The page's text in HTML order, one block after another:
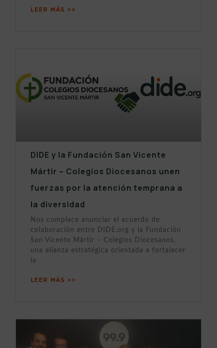
LEER MÁS >>
DIDE y la Fundación San Vicente
Mártir – Colegios Diocesanos unen
fuerzas por la atención temprana a
la diversidad
Nos complace anunciar el acuerdo de
colaboración entre DIDE.org y la Fundación
San Vicente Mártir – Colegios Diocesanos,
una alianza estratégica orientada a fortalecer
la
LEER MÁS >>